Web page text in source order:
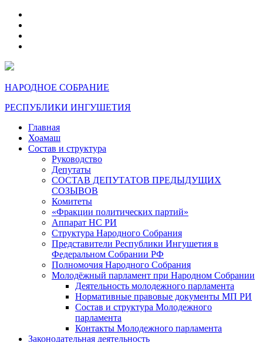
НАРОДНОЕ СОБРАНИЕ
РЕСПУБЛИКИ ИНГУШЕТИЯ
Главная
Хоамаш
Состав и структура
Руководство
Депутаты
СОСТАВ ДЕПУТАТОВ ПРЕДЫДУЩИХ
СОЗЫВОВ
Комитеты
«Фракции политических партий»
Аппарат НС РИ
Структура Народного Собрания
Представители Республики Ингушетия в
Федеральном Собрании РФ
Полномочия Народного Собрания
Молодёжный парламент при Народном Собрании
Деятельность молодежного парламента
Нормативные правовые документы МП РИ
Состав и структура Молодежного
парламента
Контакты Молодежного парламента
Законодательная деятельность